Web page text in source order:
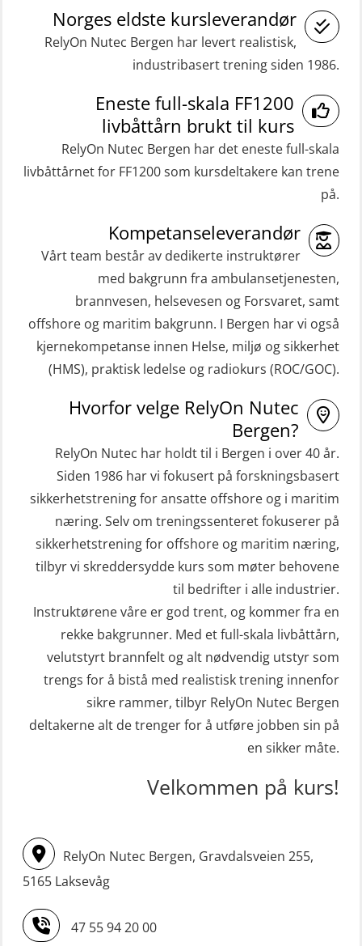
(Blended with Adaptive e-learning
practical) (RBSBLE026)
GWO: BST Refresher – Onshore
(Blended: e-learning practical)
(RBSBLE009)
Gass kurs H2S (OSP105)
Grunnleggende sikkerhetskurs –
beredskapspersonell med E-læring
(OBSBLE044)
HLO/MOB/Søk- og Redningslag
kombinasjon – repetisjon (OSC1162)
HLO/Søk & Redningslag kombinasjon
– repetisjon (OSC1161)
Pustelunge (OSE1251)
Helikopterevakuering med HABD,
inkl. Brannslukking og Førstehjelp-
sivile mannskaper (FSC119)
Helikopterevakuering med HABD,
inkl. brannslukning (FSC121)
Hjertestarter brukerkurs (OFA107)
Kombi Søk og Redningslag og HLO
repetisjonskurs med e-læring
(ABSBLE010)
Kondisjonstest (OSC151)
Ledertrening i beredskap og
krisehåndtering for plattformsjefer
Livbåtfører FF1200 repetisjon
Livbåtfører FF1200 repetisjon
simulator (OSE161)
Livbåtfører Sliskelivbåt grunnkurs
m/E-læring (OSEBLE006)
inkl. brannslukning (FSC121)
Medisinsk behandling 40 t (MFA104)
Oppdatering medisinsk behandling 8
t (MFA107)
ROC sertifikat grunnleggende
ROC sertifikat repetisjon (GMDSS)
(ORC103)
STCW Grunnkurs Redningsfarkoster
(MBSBLE022)
STCW Hurtiggående mann over bord
båt (HMOB) (MSE100)
båt (HMOB) oppdatering (MSE1001)
STCW Livbåtfører redningsfarkoster
32 t (MSE1031)
STCW Mann-Over-Bord
(hurtiggående) 32 t m/mørkekjøring
(MSE112)
STCW Redningsfarkost oppdatering
sliskebåt (MSE116)
STCW Sikkerhetsopplæring for
sjøfolk på mindre skip med eLearning
(MBSBLE003)
STCW oppdatering Livbåtfører
redningsfarkoster 8 t – konvensjonell
STCW oppdatering Mann-Over-Bord
(MSE113)
STCW oppgradering for
dekksoffiserer uten fartstid 66 t
(MBS124)
Norges eldste kursleverandør
RelyOn Nutec Bergen har levert realistisk,
industribasert trening siden 1986.
Eneste full-skala FF1200
livbåttårn brukt til kurs
RelyOn Nutec Bergen har det eneste full-skala
livbåttårnet for FF1200 som kursdeltakere kan trene
på.
Kompetanseleverandør
Vårt team består av dedikerte instruktører
med bakgrunn fra ambulansetjenesten,
brannvesen, helsevesen og Forsvaret, samt
offshore og maritim bakgrunn. I Bergen har vi også
kjernekompetanse innen Helse, miljø og sikkerhet
(HMS), praktisk ledelse og radiokurs (ROC/GOC).
Hvorfor velge RelyOn Nutec
Bergen?
RelyOn Nutec har holdt til i Bergen i over 40 år.
Siden 1986 har vi fokusert på forskningsbasert
sikkerhetstrening for ansatte offshore og i maritim
næring. Selv om treningssenteret fokuserer på
sikkerhetstrening for offshore og maritim næring,
tilbyr vi skreddersydde kurs som møter behovene
til bedrifter i alle industrier.
Instruktørene våre er god trent, og kommer fra en
rekke bakgrunner. Med et full-skala livbåttårn,
velutstyrt brannfelt og alt nødvendig utstyr som
trengs for å bistå med realistisk trening innenfor
sikre rammer, tilbyr RelyOn Nutec Bergen
deltakerne alt de trenger for å utføre jobben sin på
en sikker måte.
Velkommen på kurs!
RelyOn Nutec Bergen, Gravdalsveien 255,
5165 Laksevåg
47 55 94 20 00